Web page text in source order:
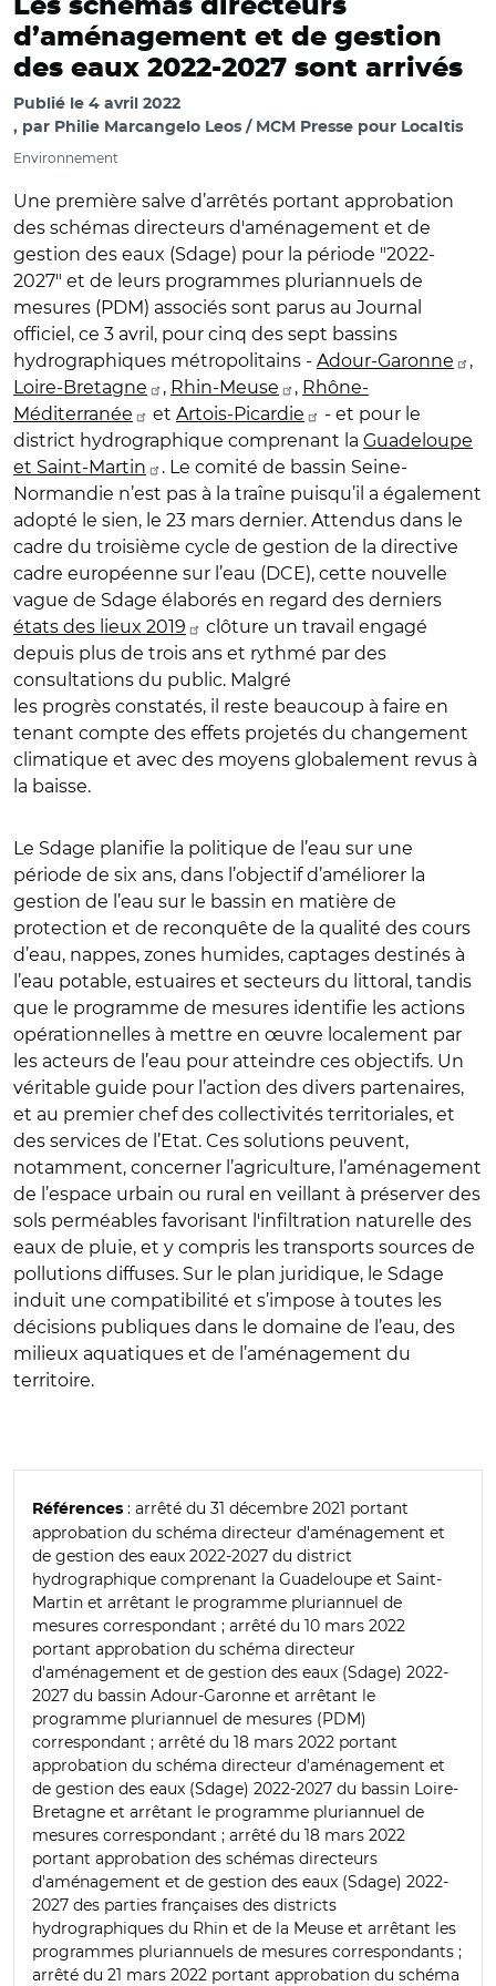
Les schémas directeurs
d’aménagement et de gestion
des eaux 2022-2027 sont arrivés
Publié le 4 avril 2022
par Philie Marcangelo Leos / MCM Presse pour Localtis
Environnement
Une première salve d’arrêtés portant approbation
des schémas directeurs d'aménagement et de
gestion des eaux (Sdage) pour la période "2022-
2027" et de leurs programmes pluriannuels de
mesures (PDM) associés sont parus au Journal
officiel, ce 3 avril, pour cinq des sept bassins
hydrographiques métropolitains - Adour-Garonne
,
Loire-Bretagne
, Rhin-Meuse , Rhône-
Méditerranée
et Artois-Picardie
- et pour le
district hydrographique comprenant la Guadeloupe
et Saint-Martin
. Le comité de bassin Seine-
Normandie n’est pas à la traîne puisqu’il a également
adopté le sien, le 23 mars dernier. Attendus dans le
cadre du troisième cycle de gestion de la directive
cadre européenne sur l’eau (DCE), cette nouvelle
vague de Sdage élaborés en regard des derniers
états des lieux 2019
clôture un travail engagé
depuis plus de trois ans et rythmé par des
consultations du public. Malgré
les progrès constatés, il reste beaucoup à faire en
tenant compte des effets projetés du changement
climatique et avec des moyens globalement revus à
la baisse.
Le Sdage planifie la politique de l’eau sur une
période de six ans, dans l’objectif d’améliorer la
gestion de l’eau sur le bassin en matière de
protection et de reconquête de la qualité des cours
d’eau, nappes, zones humides, captages destinés à
l’eau potable, estuaires et secteurs du littoral, tandis
que le programme de mesures identifie les actions
opérationnelles à mettre en œuvre localement par
les acteurs de l’eau pour atteindre ces objectifs. Un
véritable guide pour l’action des divers partenaires,
et au premier chef des collectivités territoriales, et
des services de l’Etat. Ces solutions peuvent,
notamment, concerner l’agriculture, l’aménagement
de l’espace urbain ou rural en veillant à préserver des
sols perméables favorisant l'infiltration naturelle des
eaux de pluie, et y compris les transports sources de
pollutions diffuses. Sur le plan juridique, le Sdage
induit une compatibilité et s’impose à toutes les
décisions publiques dans le domaine de l’eau, des
milieux aquatiques et de l’aménagement du
territoire.
Références : arrêté du 31 décembre 2021 portant
approbation du schéma directeur d'aménagement et
de gestion des eaux 2022-2027 du district
hydrographique comprenant la Guadeloupe et Saint-
Martin et arrêtant le programme pluriannuel de
mesures correspondant ; arrêté du 10 mars 2022
portant approbation du schéma directeur
d'aménagement et de gestion des eaux (Sdage) 2022-
2027 du bassin Adour-Garonne et arrêtant le
programme pluriannuel de mesures (PDM)
correspondant ; arrêté du 18 mars 2022 portant
approbation du schéma directeur d'aménagement et
de gestion des eaux (Sdage) 2022-2027 du bassin Loire-
Bretagne et arrêtant le programme pluriannuel de
mesures correspondant ; arrêté du 18 mars 2022
portant approbation des schémas directeurs
d'aménagement et de gestion des eaux (Sdage) 2022-
2027 des parties françaises des districts
hydrographiques du Rhin et de la Meuse et arrêtant les
programmes pluriannuels de mesures correspondants ;
arrêté du 21 mars 2022 portant approbation du schéma